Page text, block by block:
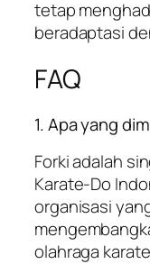
tetap
beradaptasi
FAQ
1. Apa yang
Forki adalah
Karate-Do
organisasi
olahraga